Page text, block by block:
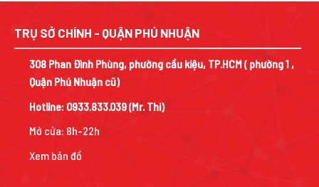
TRỤ SỞ CHÍNH - QUẬN PHÚ NHUẬN
308 Phan Đình Phùng, phường cầu kiệu, TP.HCM ( phường 1 ,
Quận Phú Nhuận cũ)
Hotline: 0933.833.039(Mr. Thi)
Mở cửa: 8h-22h
Xem bản đồ